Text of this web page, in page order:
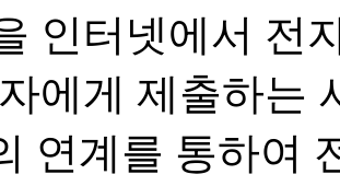
인터넷에서 전
에게 제출하는
연계를 통하여